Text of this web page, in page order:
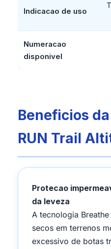
Indicacao de uso
Numeracao
disponivel
Beneficios
RUN Trail
Protecao
da leveza
A tecnologia
secos em terrenos
excessivo de botas